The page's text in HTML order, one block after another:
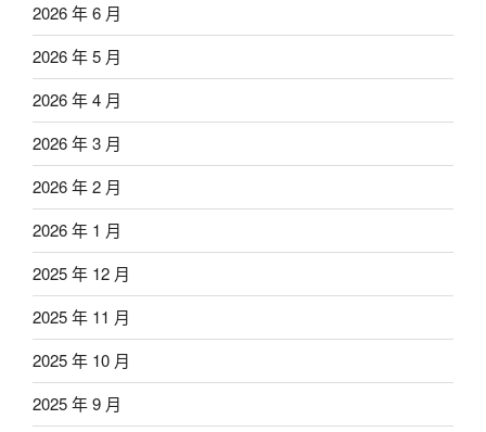
2026 年 6 月
2026 年 5 月
2026 年 4 月
2026 年 3 月
2026 年 2 月
2026 年 1 月
2025 年 12 月
2025 年 11 月
2025 年 10 月
2025 年 9 月